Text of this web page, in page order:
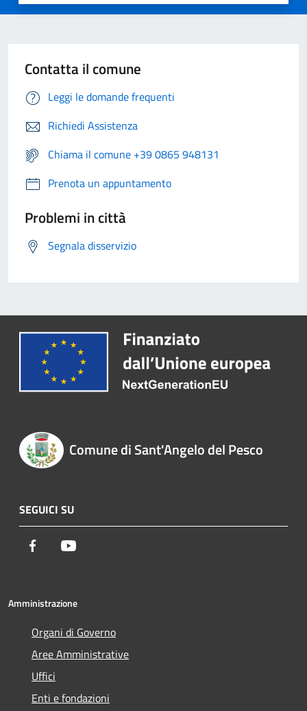
Contatta il comune
Leggi le domande frequenti
Richiedi Assistenza
Chiama il comune +39 0865 948131
Prenota un appuntamento
Problemi in città
Segnala disservizio
Comune di Sant'Angelo del Pesco
SEGUICI SU
Facebook
Amministrazione
Organi di Governo
Aree Amministrative
Uffici
Enti e fondazioni